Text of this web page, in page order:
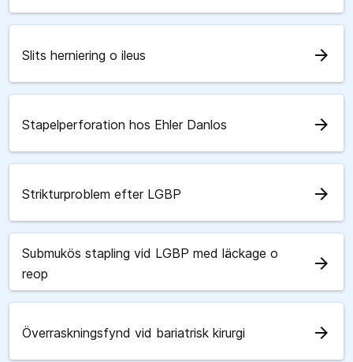
Slits herniering o ileus arrow_forward
Stapelperforation hos Ehler Danlos arrow_forward
Strikturproblem efter LGBP arrow_forward
Submukös stapling vid LGBP med läckage o
reop
arrow_forward
Överraskningsfynd vid bariatrisk kirurgi arrow_forward